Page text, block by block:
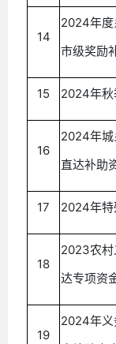
14
2024年度
市级奖励
15 2024年秋
16
2024年城
直达补助
17 2024年特
18
2023农村
达专项资
19
2024年义